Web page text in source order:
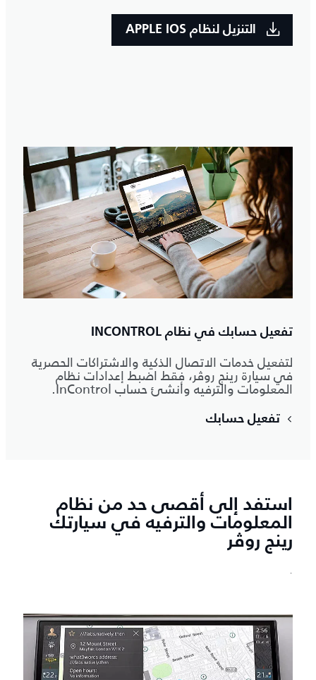
التنزيل لنظام APPLE IOS
تفعيل حسابك في نظام INCONTROL
لتفعيل خدمات الاتصال الذكية والاشتراكات الحصرية
في سيارة رينج روڤر، فقط اضبط إعدادات نظام
المعلومات والترفيه وأنشئ حساب InControl.
تفعيل حسابك
استفد إلى أقصى حد من نظام
المعلومات والترفيه في سيارتك
رينج روڤر
`